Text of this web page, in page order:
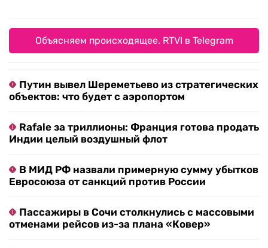
Объясняем происходящее. RTVI в Telegram
Путин вывел Шереметьево из стратегических
объектов: что будет с аэропортом
Rafale за триллионы: Франция готова продать
Индии целый воздушный флот
В МИД РФ назвали примерную сумму убытков
Евросоюза от санкций против России
Пассажиры в Сочи столкнулись с массовыми
отменами рейсов из-за плана «Ковер»